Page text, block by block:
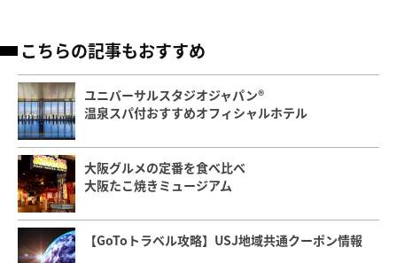
こちらの記事もおすすめ
ユニバーサルスタジオジャパン®
温泉スパ付おすすめオフィシャルホテル
大阪グルメの定番を食べ比べ
大阪たこ焼きミュージアム
【GoToトラベル攻略】USJ地域共通クーポン情報